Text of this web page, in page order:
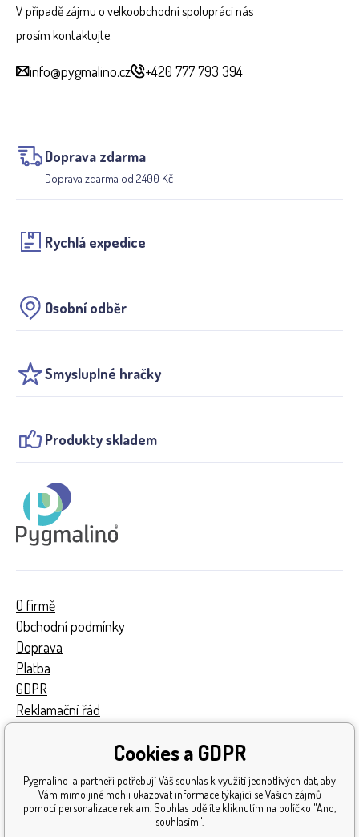
V případě zájmu o velkoobchodní spolupráci nás
prosím kontaktujte.
info@pygmalino.cz +420 777 793 394
Doprava zdarma
Doprava zdarma od 2400 Kč
Rychlá expedice
Osobní odběr
Smysluplné hračky
Produkty skladem
O firmě
Obchodní podmínky
Doprava
Platba
GDPR
Reklamační řád
Získaná ocenění
Katalog hraček
Mapa stránek
Cookies a GDPR
Pygmalino a partneři potřebují Váš souhlas k využití jednotlivých dat, aby
Vám mimo jiné mohli ukazovat informace týkající se Vašich zájmů
pomocí personalizace reklam. Souhlas udělíte kliknutím na políčko "Ano,
souhlasím".